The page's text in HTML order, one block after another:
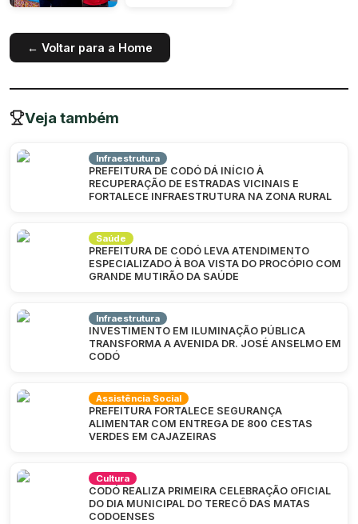
← Voltar para a Home
Veja também
Infraestrutura
PREFEITURA DE CODÓ DÁ INÍCIO À
RECUPERAÇÃO DE ESTRADAS VICINAIS E
FORTALECE INFRAESTRUTURA NA ZONA RURAL
Saúde
PREFEITURA DE CODÓ LEVA ATENDIMENTO
ESPECIALIZADO À BOA VISTA DO PROCÓPIO COM
GRANDE MUTIRÃO DA SAÚDE
Infraestrutura
INVESTIMENTO EM ILUMINAÇÃO PÚBLICA
TRANSFORMA A AVENIDA DR. JOSÉ ANSELMO EM
CODÓ
Assistência Social
PREFEITURA FORTALECE SEGURANÇA
ALIMENTAR COM ENTREGA DE 800 CESTAS
VERDES EM CAJAZEIRAS
Cultura
CODÓ REALIZA PRIMEIRA CELEBRAÇÃO OFICIAL
DO DIA MUNICIPAL DO TERECÔ DAS MATAS
CODOENSES